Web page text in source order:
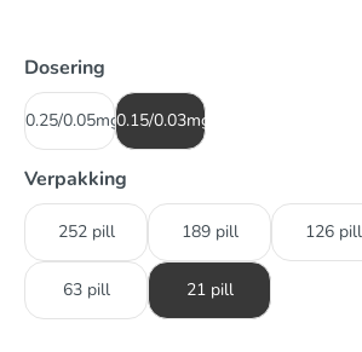
Dosering
0.25/0.05mg0.15/0.03mg
Verpakking
252 pill 189 pill 126 pill
63 pill 21 pill